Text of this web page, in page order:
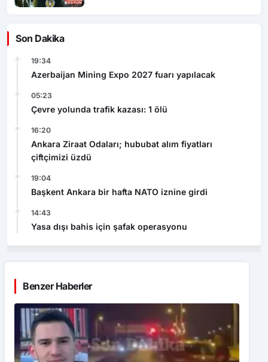
Son Dakika
19:34
Azerbaijan Mining Expo 2027 fuarı yapılacak
05:23
Çevre yolunda trafik kazası: 1 ölü
16:20
Ankara Ziraat Odaları; hububat alım fiyatları
çiftçimizi üzdü
19:04
Başkent Ankara bir hafta NATO iznine girdi
14:43
Yasa dışı bahis için şafak operasyonu
Benzer Haberler